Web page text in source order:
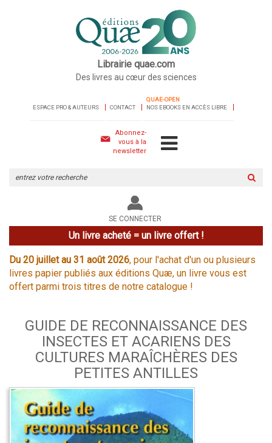
Librairie quae.com
Des livres au cœur des sciences
ESPACE PRO & AUTEURS CONTACT
QUAE-OPEN
NOS EBOOKS EN ACCÈS LIBRE
Abonnez-
vous à la
newsletter
le
site
SE CONNECTER
Un livre acheté = un livre offert !
Du 20 juillet au 31 août 2026, pour l'achat d'un ou plusieurs
livres papier publiés aux éditions Quæ, un livre vous est
offert parmi trois titres de notre catalogue !
GUIDE DE RECONNAISSANCE DES
INSECTES ET ACARIENS DES
CULTURES MARAÎCHÈRES DES
PETITES ANTILLES